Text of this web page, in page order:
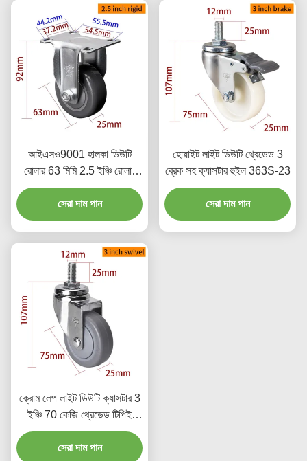
আইএসও9001 হালকা ডিউটি
রোলার 63 মিমি 2.5 ইঞ্চি রোলার
হুইল স্টিকি জিংক লেপ
সেরা দাম পান
হোয়াইট লাইট ডিউটি থ্রেডেড 3
ব্রেক সহ ক্যাসটার হুইল 363S-23
সেরা দাম পান
ক্রোম লেপ লাইট ডিউটি ক্যাসটার 3
ইঞ্চি 70 কেজি থ্রেডেড টিপিই
ক্যাসটার
সেরা দাম পান